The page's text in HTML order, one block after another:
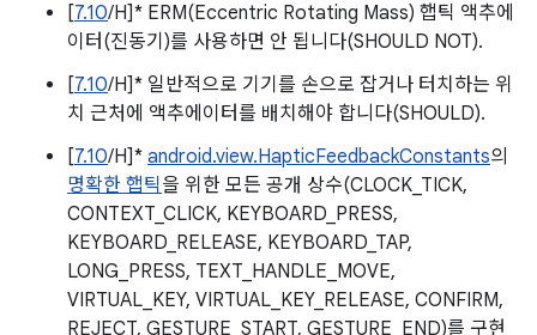
[7.10/H]* ERM(Eccentric Rotating Mass) 햅틱 액추에
이터(진동기)를 사용하면 안 됩니다(SHOULD NOT).
[7.10/H]* 일반적으로 기기를 손으로 잡거나 터치하는 위
치 근처에 액추에이터를 배치해야 합니다(SHOULD).
[7.10/H]* android.view.HapticFeedbackConstants의
명확한 햅틱 을 위한 모든 공개 상수(CLOCK_TICK,
CONTEXT_CLICK, KEYBOARD_PRESS,
KEYBOARD_RELEASE, KEYBOARD_TAP,
LONG_PRESS, TEXT_HANDLE_MOVE,
VIRTUAL_KEY, VIRTUAL_KEY_RELEASE, CONFIRM,
REJECT, GESTURE_START, GESTURE_END)를 구현